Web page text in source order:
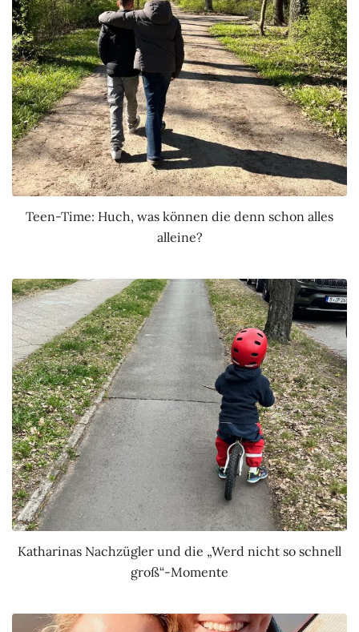
Teen-Time: Huch, was können die denn schon alles
alleine?
Katharinas Nachzügler und die „Werd nicht so schnell
groß“-Momente